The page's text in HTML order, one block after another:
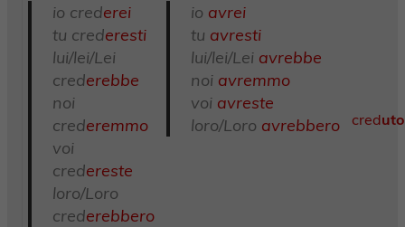
io crederei
tu crederesti
lui/lei/Lei
crederebbe
noi
crederemmo
voi
credereste
loro/Loro
crederebbero
io avrei
tu avresti
lui/lei/Lei avrebbe
noi avremmo
voi avreste
loro/Loro avrebbero creduto